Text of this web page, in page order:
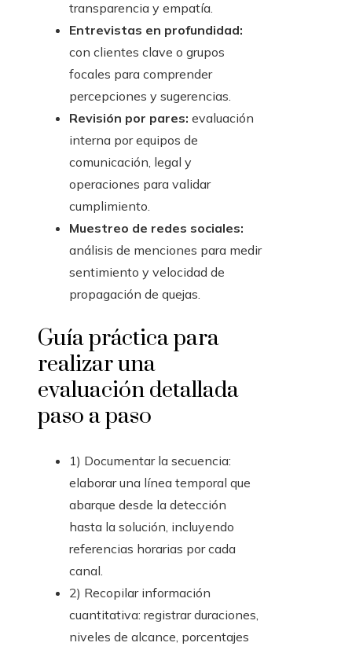
transparencia y empatía.
Entrevistas en profundidad:
con clientes clave o grupos
focales para comprender
percepciones y sugerencias.
Revisión por pares: evaluación
interna por equipos de
comunicación, legal y
operaciones para validar
cumplimiento.
Muestreo de redes sociales:
análisis de menciones para medir
sentimiento y velocidad de
propagación de quejas.
Guía práctica para
realizar una
evaluación detallada
paso a paso
1) Documentar la secuencia:
elaborar una línea temporal que
abarque desde la detección
hasta la solución, incluyendo
referencias horarias por cada
canal.
2) Recopilar información
cuantitativa: registrar duraciones,
niveles de alcance, porcentajes